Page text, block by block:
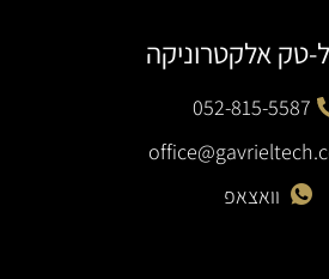
טק אלקטרוניקה
052-815-5587
וואצאפ